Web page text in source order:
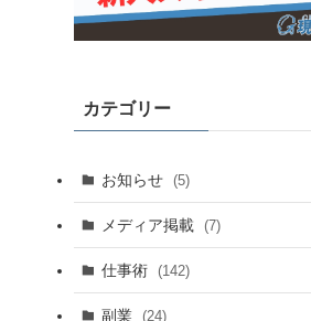
カテゴリー
お知らせ (5)
メディア掲載 (7)
仕事術 (142)
副業 (24)